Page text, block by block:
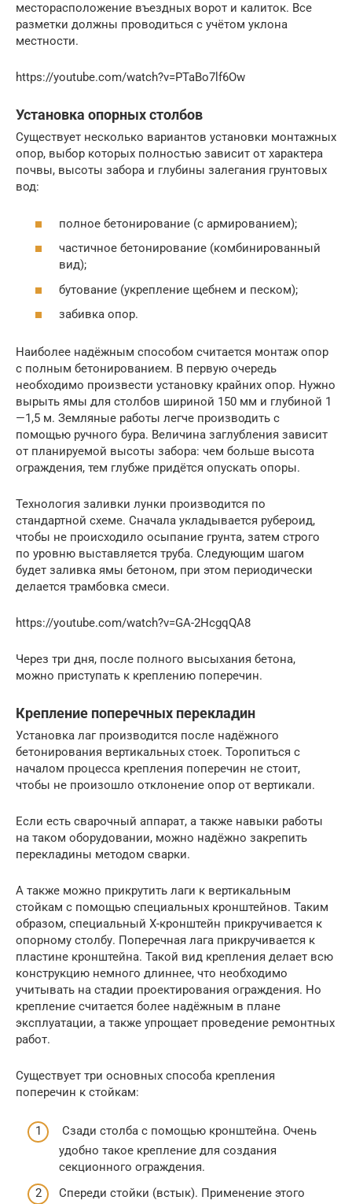
месторасположение въездных ворот и калиток. Все
разметки должны проводиться с учётом уклона
местности.
https://youtube.com/watch?v=PTaBo7lf6Ow
Установка опорных столбов
Существует несколько вариантов установки монтажных
опор, выбор которых полностью зависит от характера
почвы, высоты забора и глубины залегания грунтовых
вод:
полное бетонирование (с армированием);
частичное бетонирование (комбинированный
вид);
бутование (укрепление щебнем и песком);
забивка опор.
Наиболее надёжным способом считается монтаж опор
с полным бетонированием. В первую очередь
необходимо произвести установку крайних опор. Нужно
вырыть ямы для столбов шириной 150 мм и глубиной 1
—1,5 м. Земляные работы легче производить с
помощью ручного бура. Величина заглубления зависит
от планируемой высоты забора: чем больше высота
ограждения, тем глубже придётся опускать опоры.
Технология заливки лунки производится по
стандартной схеме. Сначала укладывается рубероид,
чтобы не происходило осыпание грунта, затем строго
по уровню выставляется труба. Следующим шагом
будет заливка ямы бетоном, при этом периодически
делается трамбовка смеси.
https://youtube.com/watch?v=GA-2HcgqQA8
Через три дня, после полного высыхания бетона,
можно приступать к креплению поперечин.
Крепление поперечных перекладин
Установка лаг производится после надёжного
бетонирования вертикальных стоек. Торопиться с
началом процесса крепления поперечин не стоит,
чтобы не произошло отклонение опор от вертикали.
Если есть сварочный аппарат, а также навыки работы
на таком оборудовании, можно надёжно закрепить
перекладины методом сварки.
А также можно прикрутить лаги к вертикальным
стойкам с помощью специальных кронштейнов. Таким
образом, специальный Х-кронштейн прикручивается к
опорному столбу. Поперечная лага прикручивается к
пластине кронштейна. Такой вид крепления делает всю
конструкцию немного длиннее, что необходимо
учитывать на стадии проектирования ограждения. Но
крепление считается более надёжным в плане
эксплуатации, а также упрощает проведение ремонтных
работ.
Существует три основных способа крепления
поперечин к стойкам:
Сзади столба с помощью кронштейна. Очень
удобно такое крепление для создания
секционного ограждения.
Спереди стойки (встык). Применение этого